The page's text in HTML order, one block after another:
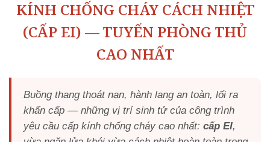
KÍNH CHỐNG CHÁY CÁCH NHIỆT
(CẤP EI) — TUYẾN PHÒNG THỦ
CAO NHẤT
Buồng thang thoát nạn, hành lang an toàn, lối ra
khẩn cấp — những vị trí sinh tử của công trình
yêu cầu cấp kính chống cháy cao nhất: cấp EI,